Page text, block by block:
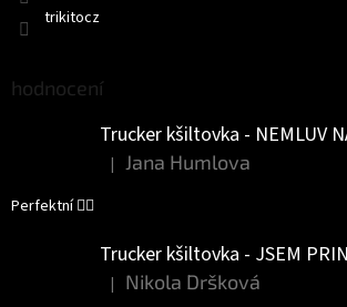
trikitocz
hodnocení
Trucker kšiltovka - NEMLUV
Hodnocení produktu je 5 z 5 hvězdiček.
| Jana Humlova
Perfektní 👌🏻
Trucker kšiltovka - JSEM
Hodnocení produktu je 5 z 5 hvězdiček.
| Nikola Dršková